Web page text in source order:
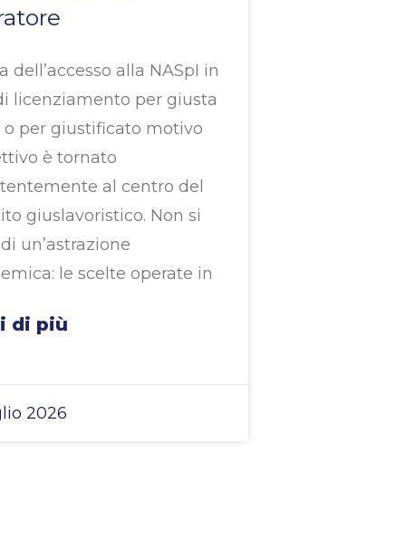
dell’accesso alla NASpI in
licenziamento per giusta
o per giustificato motivo
è tornato
al centro del
giuslavoristico. Non si
un’astrazione
le scelte operate in
di più
2026